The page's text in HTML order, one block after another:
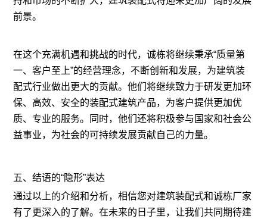
前景。
在这个充满机遇和挑战的时代，诚栋将继续秉承“质量第
一、客户至上”的经营理念，不断创新和发展，为建筑装
配式行业做出更大的贡献。他们将继续致力于研发更加环
保、高效、安全的装配式建筑产品，为客户提供更加优
质、专业的服务。同时，他们还将积极参与国家和社会公
益事业，为社会的可持续发展贡献自己的力量。
五、结语的“隐形”表达
通过以上的介绍和分析，相信您对建筑装配式和诚栋厂家
有了更深入的了解。在未来的日子里，让我们共同期待建